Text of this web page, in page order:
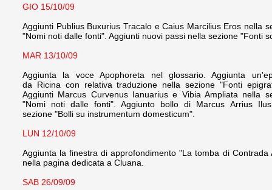
GIO 15/10/09
Aggiunti Publius Buxurius Tracalo e Caius Marcilius Eros nella
"Nomi noti dalle fonti". Aggiunti nuovi passi nella sezione "Fonti
MAR 13/10/09
Aggiunta la voce Apophoreta nel glossario. Aggiunta
da Ricina con relativa traduzione nella sezione "Fonti
Aggiunti Marcus Curvenus Ianuarius e Vibia Ampliata nella
"Nomi noti dalle fonti". Aggiunto bollo di Marcus Arrius
sezione "Bolli su instrumentum domesticum".
LUN 12/10/09
Aggiunta la finestra di approfondimento "La tomba di Contrada
nella pagina dedicata a Cluana.
SAB 26/09/09